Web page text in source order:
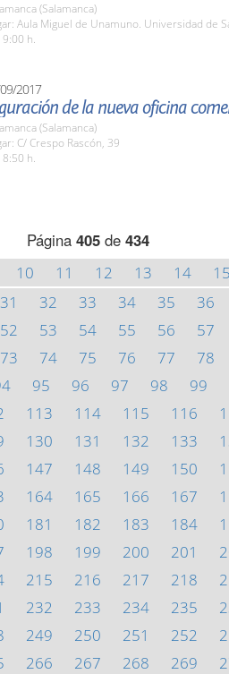
(Salamanca)
Aula Miguel de Unamuno. Universidad de
h.
2017
de la nueva oficina
(Salamanca)
C/ Crespo Rascón, 39
h.
Página 405de 434
10 11 12 13 14 15
31 32 33 34 35 36
52 53 54 55 56 57
73 74 75 76 77 78
95 96 97 98 99
113 114 115 116
130 131 132 133
147 148 149 150
164 165 166 167
181 182 183 184
198 199 200 201
215 216 217 218
232 233 234 235
249 250 251 252
266 267 268 269